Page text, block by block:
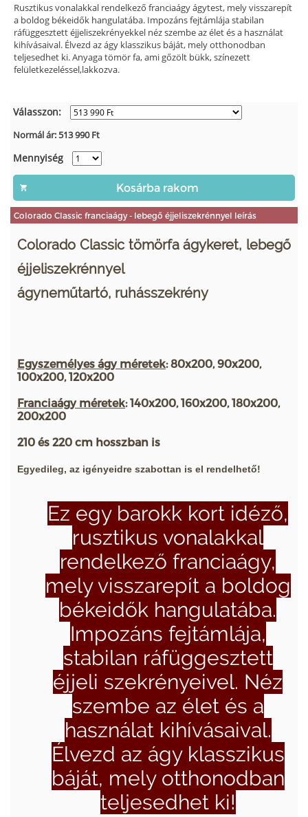
Rusztikus vonalakkal rendelkező franciaágy ágytest, mely visszarepít
a boldog békeidők hangulatába. Impozáns fejtámlája stabilan
ráfüggesztett éjjeliszekrényekkel néz szembe az élet és a használat
kihívásaival. Élvezd az ágy klasszikus báját, mely otthonodban
teljesedhet ki. Anyaga tömör fa, ami gőzölt bükk, színezett
felületkezeléssel,lakkozva.
Válasszon:
Normál ár:513 990Ft
Mennyiség
Colorado Classic franciaágy - lebegő éjjeliszekrénnyel leírás
Colorado Classic tömörfa ágykeret, lebegő
éjjeliszekrénnyel
ágyneműtartó, ruhásszekrény
Egyszemélyes ágy méretek: 80x200, 90x200,
100x200, 120x200
Franciaágy méretek: 140x200, 160x200, 180x200,
200x200
210 és 220 cm hosszban is
Egyedileg, az igényeidre szabottan is el rendelhető!
Ez egy barokk kort idéző,
rusztikus vonalakkal
rendelkező franciaágy,
mely visszarepít a boldog
békeidők hangulatába.
Impozáns fejtámlája,
stabilan ráfüggesztett
éjjeli szekrényeivel. Néz
szembe az élet és a
használat kihívásaival.
Élvezd az ágy klasszikus
báját, mely otthonodban
teljesedhet ki!